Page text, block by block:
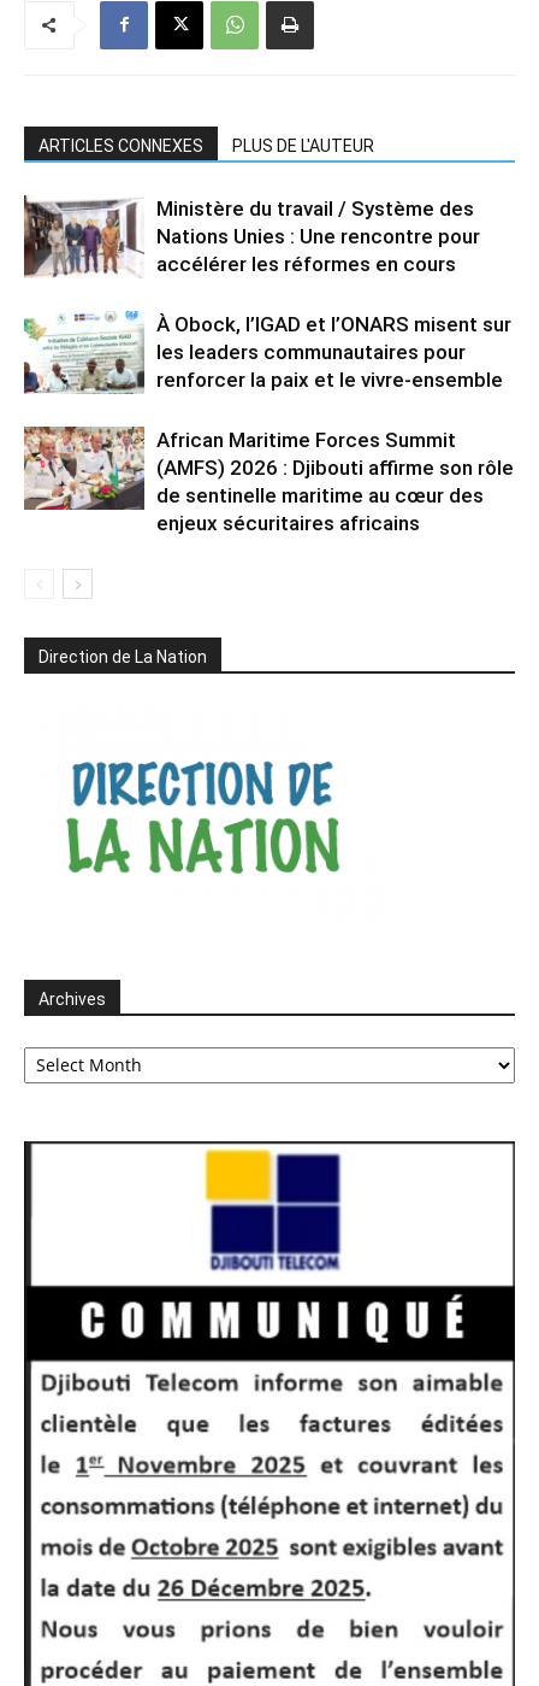
ARTICLES CONNEXES PLUS DE L'AUTEUR
Ministère du travail / Système des
Nations Unies : Une rencontre pour
accélérer les réformes en cours
À Obock, l’IGAD et l’ONARS misent sur
les leaders communautaires pour
renforcer la paix et le vivre-ensemble
African Maritime Forces Summit
(AMFS) 2026 : Djibouti affirme son rôle
de sentinelle maritime au cœur des
enjeux sécuritaires africains
Direction de La Nation
Archives
Archives